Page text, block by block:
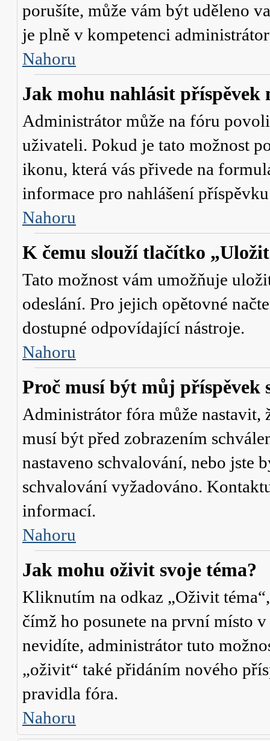
porušíte, může vám být uděleno
je plně v kompetenci
Nahoru
Jak mohu nahlásit příspěvek
Administrátor může na fóru
uživateli. Pokud je tato možnost
ikonu, která vás přivede na
informace pro nahlášení
Nahoru
K čemu slouží tlačítko
Tato možnost vám umožňuje
odeslání. Pro jejich opětovné
dostupné odpovídající nástroje.
Nahoru
Proč musí být můj příspěvek
Administrátor fóra může nastavit,
musí být před zobrazením
nastaveno schvalování, nebo jste
schvalování vyžadováno.
informací.
Nahoru
Jak mohu oživit svoje téma?
Kliknutím na odkaz „Oživit
čímž ho posunete na první místo
nevidíte, administrátor tuto
„oživit“ také přidáním nového
pravidla fóra.
Nahoru